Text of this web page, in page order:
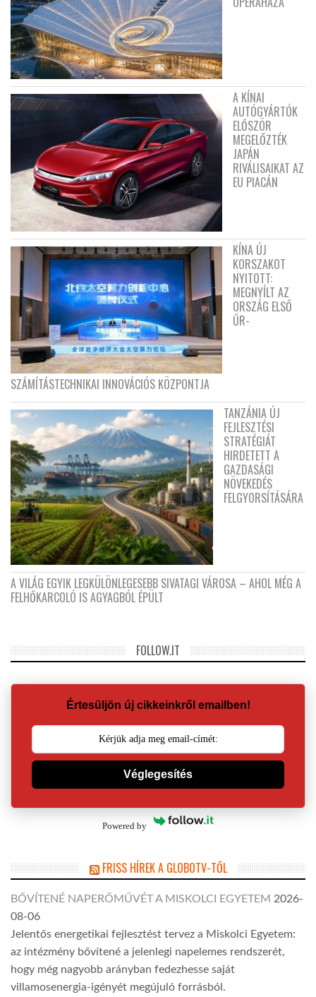
A KÍNAI
AUTÓGYÁRTÓK
ELŐSZÖR
MEGELŐZTÉK
JAPÁN
RIVÁLISAIKAT AZ
EU PIACÁN
KÍNA ÚJ
KORSZAKOT
NYITOTT:
MEGNYÍLT AZ
ORSZÁG ELSŐ
ŰR-
SZÁMÍTÁSTECHNIKAI INNOVÁCIÓS KÖZPONTJA
TANZÁNIA ÚJ
FEJLESZTÉSI
STRATÉGIÁT
HIRDETETT A
GAZDASÁGI
NÖVEKEDÉS
FELGYORSÍTÁSÁRA
A VILÁG EGYIK LEGKÜLÖNLEGESEBB SIVATAGI VÁROSA – AHOL MÉG A
FELHŐKARCOLÓ IS AGYAGBÓL ÉPÜLT
FOLLOW.IT
Értesüljön új cikkeinkről emailben!
Véglegesítés
Powered by
FRISS HÍREK A GLOBOTV-TŐL
BŐVÍTENÉ NAPERŐMŰVÉT A MISKOLCI EGYETEM 2026-
08-06
Jelentős energetikai fejlesztést tervez a Miskolci Egyetem:
az intézmény bővítené a jelenlegi napelemes rendszerét,
hogy még nagyobb arányban fedezhesse saját
villamosenergia-igényét megújuló forrásból.